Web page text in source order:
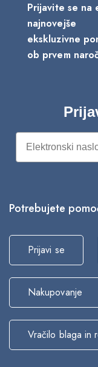
Prijavite se na
najnovejše
ekskluzivne
ob prvem
Email
Potrebujete
Prijavi se
Nakupovanje
Vračilo blaga in